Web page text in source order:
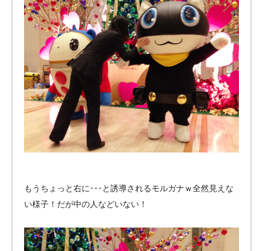
もうちょっと右に･･･と誘導されるモルガナｗ全然見えな
い様子！だが中の人などいない！